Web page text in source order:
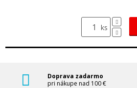
ks
Doprava zadarmo
pri nákupe nad 100 €